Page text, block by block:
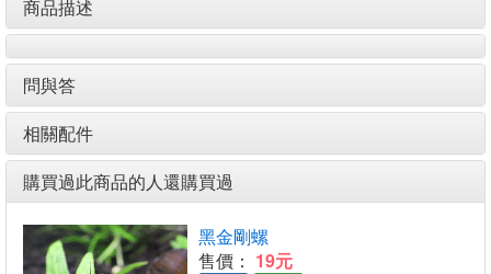
商品描述
問與答
相關配件
購買過此商品的人還購買過
黑金剛螺
售價： 19元